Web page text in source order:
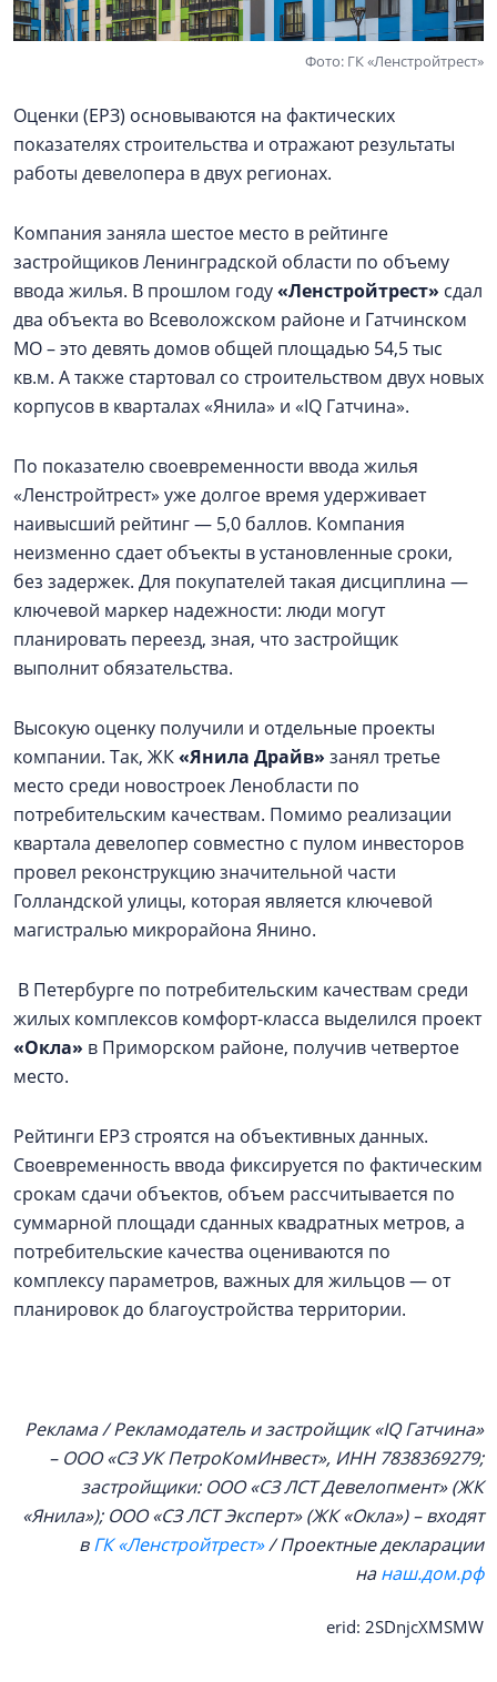
Фото: ГК «Ленстройтрест»
Оценки (ЕРЗ) основываются на фактических
показателях строительства и отражают результаты
работы девелопера в двух регионах.
Компания заняла шестое место в рейтинге
застройщиков Ленинградской области по объему
ввода жилья. В прошлом году«Ленстройтрест» сдал
два объекта во Всеволожском районе и Гатчинском
МО – это девять домов общей площадью 54,5 тыс
кв.м. А также стартовал со строительством двух новых
корпусов в кварталах «Янила» и «IQ Гатчина».
По показателю своевременности ввода жилья
«Ленстройтрест» уже долгое время удерживает
наивысший рейтинг — 5,0 баллов. Компания
неизменно сдает объекты в установленные сроки,
без задержек. Для покупателей такая дисциплина —
ключевой маркер надежности: люди могут
планировать переезд, зная, что застройщик
выполнит обязательства.
Высокую оценку получили и отдельные проекты
компании. Так, ЖК«Янила Драйв» занял третье
место среди новостроек Ленобласти по
потребительским качествам. Помимо реализации
квартала девелопер совместно с пулом инвесторов
провел реконструкцию значительной части
Голландской улицы, которая является ключевой
магистралью микрорайона Янино.
В Петербурге по потребительским качествам среди
жилых комплексов комфорт-класса выделился проект
«Окла» в Приморском районе, получив четвертое
место.
Рейтинги ЕРЗ строятся на объективных данных.
Своевременность ввода фиксируется по фактическим
срокам сдачи объектов, объем рассчитывается по
суммарной площади сданных квадратных метров, а
потребительские качества оцениваются по
комплексу параметров, важных для жильцов — от
планировок до благоустройства территории.
Реклама / Рекламодатель и застройщик «IQ Гатчина»
– ООО «СЗ УК ПетроКомИнвест», ИНН 7838369279;
застройщики: ООО «СЗ ЛСТ Девелопмент» (ЖК
«Янила»); ООО «СЗ ЛСТ Эксперт» (ЖК «Окла») – входят
вГК «Ленстройтрест»/ Проектные декларации
нанаш.дом.рф
erid: 2SDnjcXMSMW